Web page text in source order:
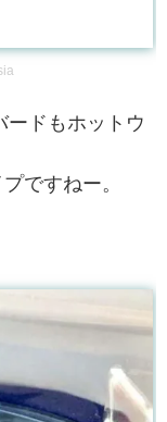
ードもホットウ
ですねー。